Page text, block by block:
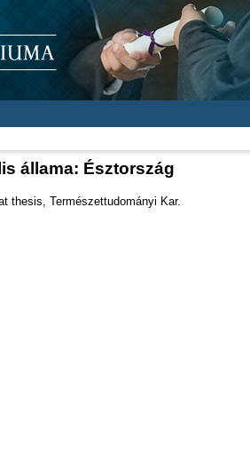
állama: Észtország
thesis, Természettudományi Kar.